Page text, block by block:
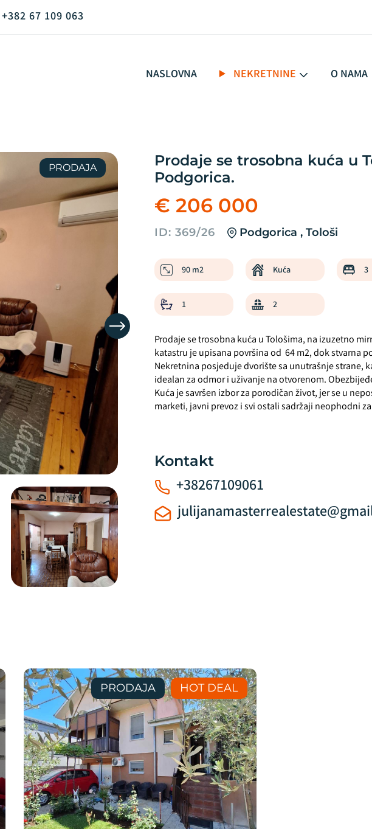
+382 67 109 063
NASLOVNA NEKRETNINE O NAMA
PRODAJA
Prodaje se trosobna kuća u
Podgorica.
€ 206 000
ID: 369/26 Podgorica , Tološi
90 m2 Kuća 3
1 2
Prodaje se trosobna kuća u Tološima, na izuzetno
katastru je upisana površina od 64 m2, dok stvarna
Nekretnina posjeduje dvorište sa unutrašnje strane,
idealan za odmor i uživanje na otvorenom.
Kuća je savršen izbor za porodičan život, jer se u
marketi, javni prevoz i svi ostali sadržaji neophodni
Kontakt
+38267109061
PRODAJA HOT DEAL